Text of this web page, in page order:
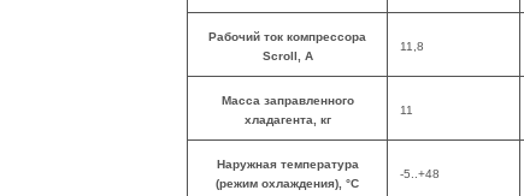
Рабочий ток компрессора
Scroll, A
11,8
Масса заправленного
хладагента, кг
11
Наружная температура
(режим охлаждения), °C
-5..+48